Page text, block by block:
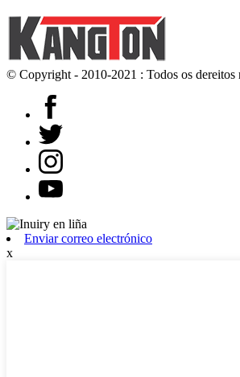
© Copyright - 2010-2021 : Todos os dereitos
Enviar correo electrónico
x